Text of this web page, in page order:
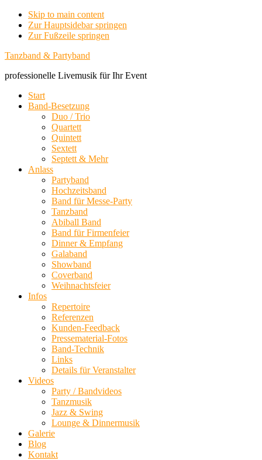
Skip to main content
Zur Hauptsidebar springen
Zur Fußzeile springen
Tanzband & Partyband
professionelle Livemusik für Ihr Event
Start
Band-Besetzung
Duo / Trio
Quartett
Quintett
Sextett
Septett & Mehr
Anlass
Partyband
Hochzeitsband
Band für Messe-Party
Tanzband
Abiball Band
Band für Firmenfeier
Dinner & Empfang
Galaband
Showband
Coverband
Weihnachtsfeier
Infos
Repertoire
Referenzen
Kunden-Feedback
Pressematerial-Fotos
Band-Technik
Links
Details für Veranstalter
Videos
Party / Bandvideos
Tanzmusik
Jazz & Swing
Lounge & Dinnermusik
Galerie
Blog
Kontakt